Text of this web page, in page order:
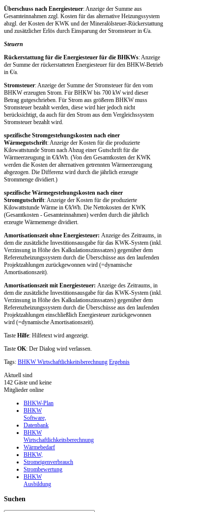
Überschuss nach Energiesteuer: Anzeige der Summe aus
Gesamteinnahmen zzgl. Kosten für das alternative Heizungssystem
abzgl. der Kosten der KWK und der Mineralölsteuer-Rückerstattung
und zusätzlicher Erlös durch Einsparung der Stromsteuer in €/a.
Steuern
Rückerstattung für die Energiesteuer für die BHKWs: Anzeige
der Summe der rückerstatteten Energiesteuer für den BHKW-Betrieb
in €/a.
Stromsteuer: Anzeige der Summe der Stromsteuer für den vom
BHKW erzeugten Strom. Für BHKW bis 700 kW wird dieser
Betrag gutgeschrieben. Für Strom aus größeren BHKW muss
Stromsteuer bezahlt werden, diese wird hier jedoch nicht
berücksichtigt, da auch für den Strom aus dem Vergleichssystem
Stromsteuer bezahlt wird.
spezifische Stromgestehungskosten nach einer
Wärmegutschrift: Anzeige der Kosten für die produzierte
Kilowattstunde Strom nach Abzug einer Gutschrift für die
Wärmeerzeugung in €/kWh. (Von den Gesamtkosten der KWK
werden die Kosten der alternativen getrennten Wärmeerzeugung
abgezogen. Die Differenz wird durch die jährlich erzeugte
Strommenge dividiert.)
spezifische Wärmegestehungskosten nach einer
Stromgutschrift: Anzeige der Kosten für die produzierte
Kilowattstunde Wärme in €/kWh. Die Nettokosten der KWK
(Gesamtkosten - Gesamteinnahmen) werden durch die jährlich
erzeugte Wärmemenge dividiert.
Amortisationszeit ohne Energiesteuer: Anzeige des Zeitraums, in
dem die zusätzliche Investitionsausgabe für das KWK-System (inkl.
Verzinsung in Höhe des Kalkulationszinssatzes) gegenüber dem
Referenzheizungssystem durch die Überschüsse aus den laufenden
Projektzahlungen zurückgewonnen wird (=dynamische
Amortisationszeit).
Amortisationszeit mit Energiesteuer: Anzeige des Zeitraums, in
dem die zusätzliche Investitionsausgabe für das KWK-System (inkl.
Verzinsung in Höhe des Kalkulationszinssatzes) gegenüber dem
Referenzheizungssystem durch die Überschüsse aus den laufenden
Projektzahlungen einschließlich Energiesteuer zurückgewonnen
wird (=dynamische Amortisationszeit).
Taste Hilfe: Hilfetext wird angezeigt.
Taste OK: Der Dialog wird verlassen.
Tags: BHKW Wirtschaftlichkeitsberechnung Ergebnis
Aktuell sind
142 Gäste und keine
Mitglieder online
BHKW-Plan
BHKW
Software,
Datenbank
BHKW
Wirtschaftlichkeitsberechnung
Wärmebedarf
BHKW,
Stromeigenverbrauch
Strombewertung
BHKW
Ausbildung
Suchen